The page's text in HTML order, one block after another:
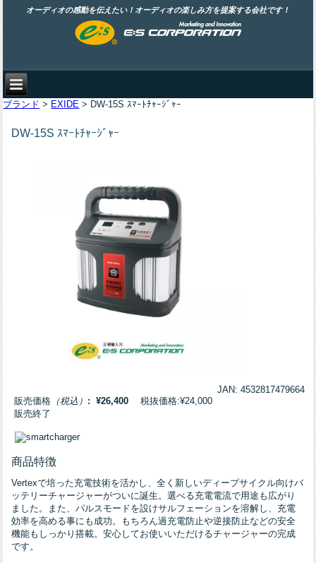
オーディオの感動を伝えたい！オーディオの楽しみ方を提案する会社です！
ブランド > EXIDE > DW-15S ｽﾏｰﾄﾁｬｰｼﾞｬｰ
DW-15S ｽﾏｰﾄﾁｬｰｼﾞｬｰ
JAN: 4532817479664
販売価格 （税込） : ¥26,400 税抜価格:¥24,000
販売終了
商品特徴
Vertexで培った充電技術を活かし、全く新しいディープサイクル向けバ
ッテリーチャージャーがついに誕生。選べる充電電流で用途も広がり
ました。また、パルスモードを設けサルフェーションを溶解し、充電
効率を高める事にも成功。もちろん過充電防止や逆接防止などの安全
機能もしっかり搭載。安心してお使いいただけるチャージャーの完成
です。